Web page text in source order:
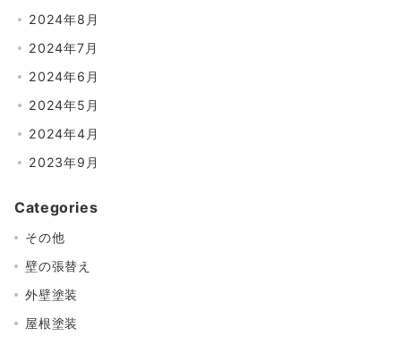
2024年8月
2024年7月
2024年6月
2024年5月
2024年4月
2023年9月
Categories
その他
壁の張替え
外壁塗装
屋根塗装